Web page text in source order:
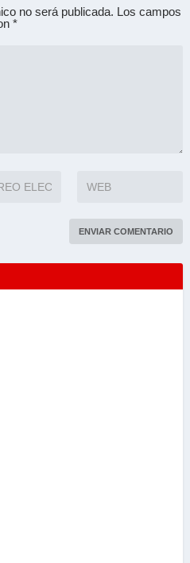
no será publicada. Los campos
*